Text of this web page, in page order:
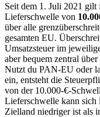
Seit dem 1. Juli 2021
Lieferschwelle von
über alle
gesamten EU.
Umsatzsteuer im
aber bequem zentral
Nutzt du PAN-EU oder
ein, entsteht die
von der 10.000-€-
Lieferschwelle kann sich
Zielland niedriger ist als